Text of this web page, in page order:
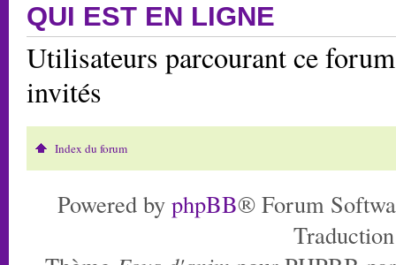
QUI EST EN LIGNE
Utilisateurs parcourant ce
invités
Index du forum
Powered by phpBB® Forum